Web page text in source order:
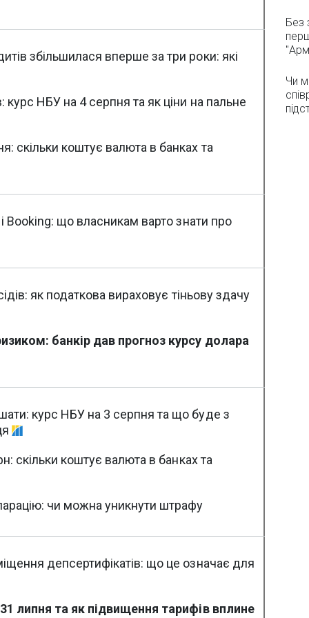
збільшилася вперше за три роки: які
НБУ на 4 серпня та як ціни на пальне
скільки коштує валюта в банках та
Booking: що власникам варто знати про
як податкова вираховує тіньову здачу
банкір дав прогноз курсу долара
курс НБУ на 3 серпня та що буде з
скільки коштує валюта в банках та
чи можна уникнути штрафу
депсертифікатів: що це означає для
липня та як підвищення тарифів вплине
Без
Чи